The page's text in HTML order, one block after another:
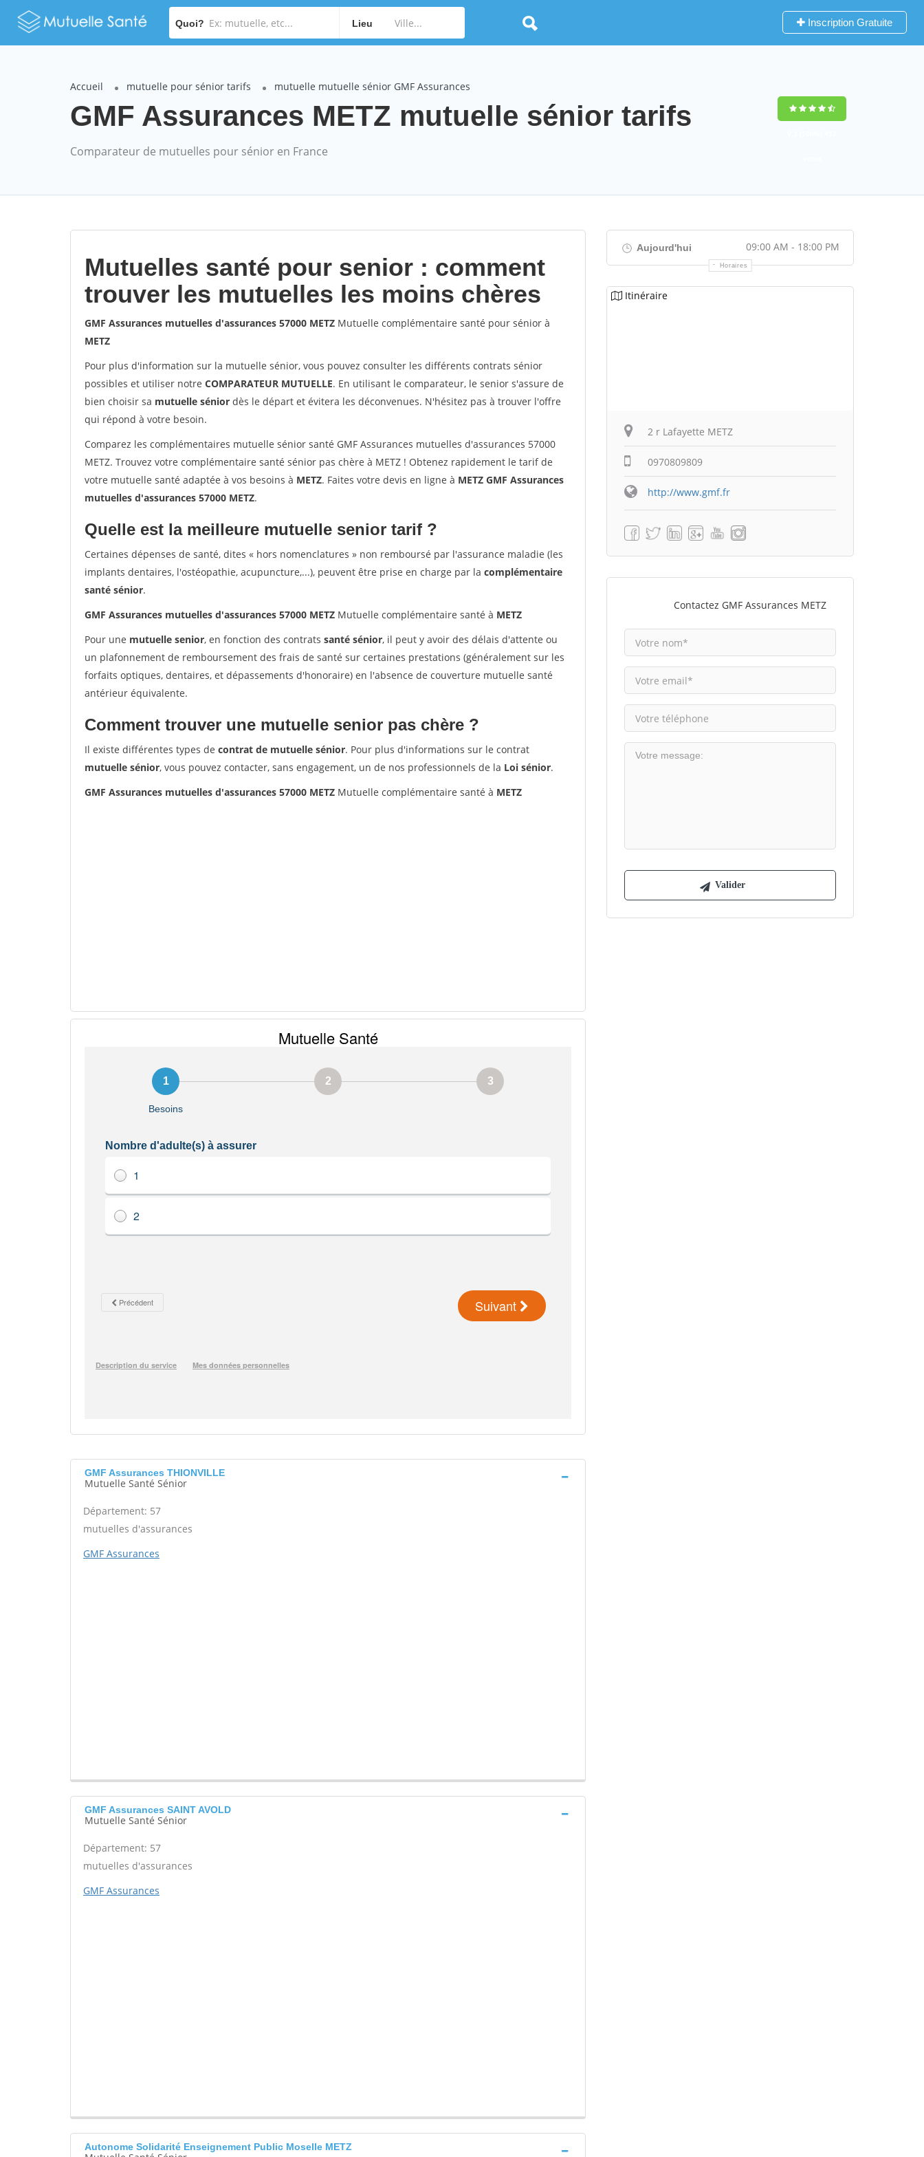
Quoi? Lieu Inscription Gratuite
Accueil mutuelle pour sénior tarifs mutuelle mutuelle sénior GMF Assurances
GMF Assurances METZ mutuelle sénior tarifs
Comparateur de mutuelles pour sénior en France
Mutuelles santé pour senior : comment
trouver les mutuelles les moins chères
GMF Assurances mutuelles d'assurances 57000 METZ Mutuelle complémentaire santé pour sénior à
METZ
Pour plus d'information sur la mutuelle sénior, vous pouvez consulter les différents contrats sénior
possibles et utiliser notre COMPARATEUR MUTUELLE. En utilisant le comparateur, le senior s'assure de
bien choisir sa mutuelle sénior dès le départ et évitera les déconvenues. N'hésitez pas à trouver l'offre
qui répond à votre besoin.
Comparez les complémentaires mutuelle sénior santé GMF Assurances mutuelles d'assurances 57000
METZ. Trouvez votre complémentaire santé sénior pas chère à METZ ! Obtenez rapidement le tarif de
votre mutuelle santé adaptée à vos besoins à METZ. Faites votre devis en ligne à METZ GMF Assurances
mutuelles d'assurances 57000 METZ.
Quelle est la meilleure mutuelle senior tarif ?
Certaines dépenses de santé, dites « hors nomenclatures » non remboursé par l'assurance maladie (les
implants dentaires, l'ostéopathie, acupuncture,...), peuvent être prise en charge par la complémentaire
santé sénior.
GMF Assurances mutuelles d'assurances 57000 METZ Mutuelle complémentaire santé à METZ
Pour une mutuelle senior, en fonction des contrats santé sénior, il peut y avoir des délais d'attente ou
un plafonnement de remboursement des frais de santé sur certaines prestations (généralement sur les
forfaits optiques, dentaires, et dépassements d'honoraire) en l'absence de couverture mutuelle santé
antérieur équivalente.
Comment trouver une mutuelle senior pas chère ?
Il existe différentes types de contrat de mutuelle sénior. Pour plus d'informations sur le contrat
mutuelle sénior, vous pouvez contacter, sans engagement, un de nos professionnels de la Loi sénior.
GMF Assurances mutuelles d'assurances 57000 METZ Mutuelle complémentaire santé à METZ
GMF Assurances THIONVILLE
Mutuelle Santé Sénior
Département: 57
mutuelles d'assurances
GMF Assurances
GMF Assurances SAINT AVOLD
Mutuelle Santé Sénior
Département: 57
mutuelles d'assurances
GMF Assurances
Autonome Solidarité Enseignement Public Moselle METZ
Aujourd'hui 09:00 AM - 18:00 PM
Horaires
Itinéraire
2 r Lafayette METZ
0970809809
http://www.gmf.fr
Contactez GMF Assurances METZ